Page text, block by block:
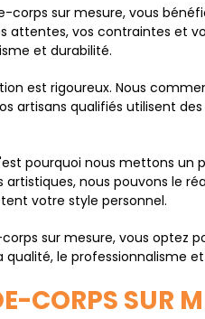
corps sur mesure, vous
vos contraintes et
et durabilité.
est rigoureux. Nous
artisans qualifiés utilisent
pourquoi nous mettons
nous pouvons le
votre style personnel.
corps sur mesure, vous
le professionnalisme
CORPS SUR